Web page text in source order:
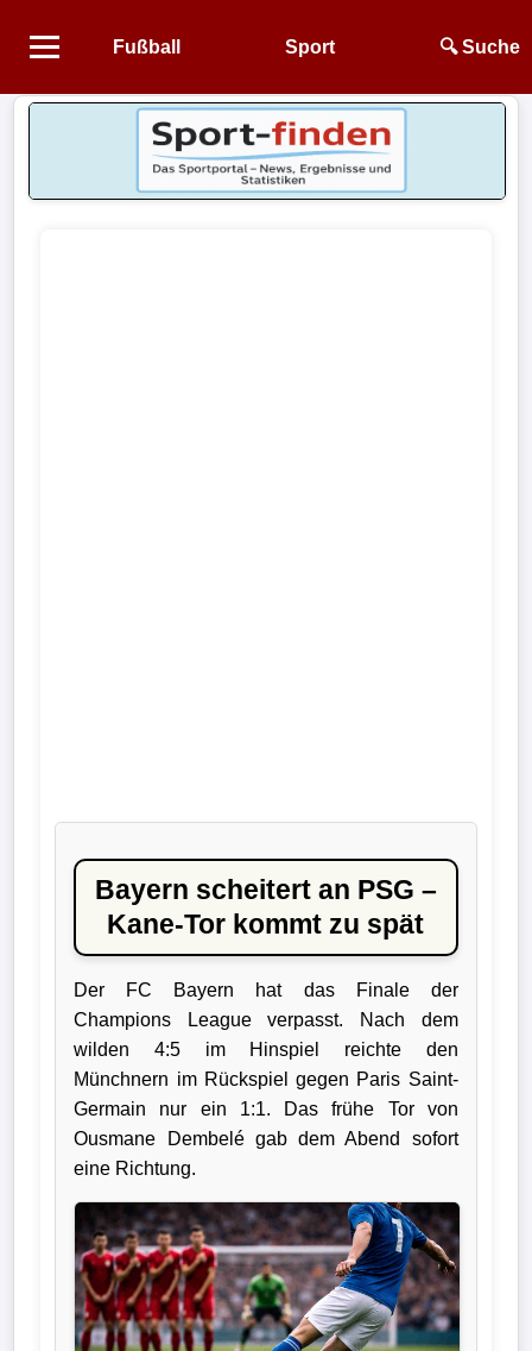
Fußball Sport 🔍 Suche
Startseite
Nationalmannschaft
Vereinsnews
Wechselgerüchte
Verletzungspech
Frauenfußball
Sportnews
eSports
Bayern scheitert an PSG –
Kane-Tor kommt zu spät
Der FC Bayern hat das Finale der
Champions League verpasst. Nach dem
wilden 4:5 im Hinspiel reichte den
Münchnern im Rückspiel gegen Paris Saint-
Germain nur ein 1:1. Das frühe Tor von
Ousmane Dembelé gab dem Abend sofort
eine Richtung.